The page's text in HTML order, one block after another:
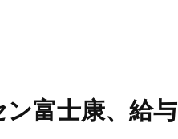
ン富士康、給